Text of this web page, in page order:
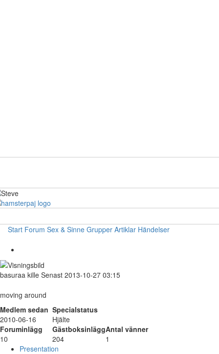
Start Forum Sex & Sinne Grupper Artiklar Händelser
basuraa kille Senast 2013-10-27 03:15
moving around
Medlem sedan Specialstatus
2010-06-16
Hjälte
Foruminlägg
GästboksinläggAntal vänner
10
204
1
Presentation